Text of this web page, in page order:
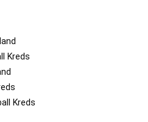
Kreds
Kreds